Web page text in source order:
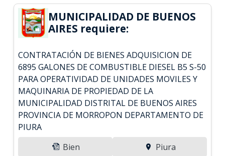
MUNICIPALIDAD DE BUENOS
AIRES requiere:
CONTRATACIÓN DE BIENES ADQUISICION DE
6895 GALONES DE COMBUSTIBLE DIESEL B5 S-50
PARA OPERATIVIDAD DE UNIDADES MOVILES Y
MAQUINARIA DE PROPIEDAD DE LA
MUNICIPALIDAD DISTRITAL DE BUENOS AIRES
PROVINCIA DE MORROPON DEPARTAMENTO DE
PIURA
Bien
Piura